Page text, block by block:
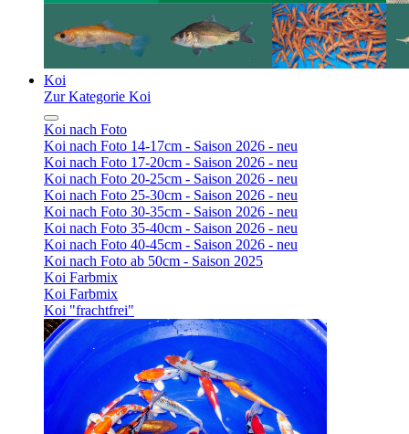
Koi
Zur Kategorie Koi
Koi nach Foto
Koi nach Foto 14-17cm - Saison 2026 - neu
Koi nach Foto 17-20cm - Saison 2026 - neu
Koi nach Foto 20-25cm - Saison 2026 - neu
Koi nach Foto 25-30cm - Saison 2026 - neu
Koi nach Foto 30-35cm - Saison 2026 - neu
Koi nach Foto 35-40cm - Saison 2026 - neu
Koi nach Foto 40-45cm - Saison 2026 - neu
Koi nach Foto ab 50cm - Saison 2025
Koi Farbmix
Koi Farbmix
Koi "frachtfrei"